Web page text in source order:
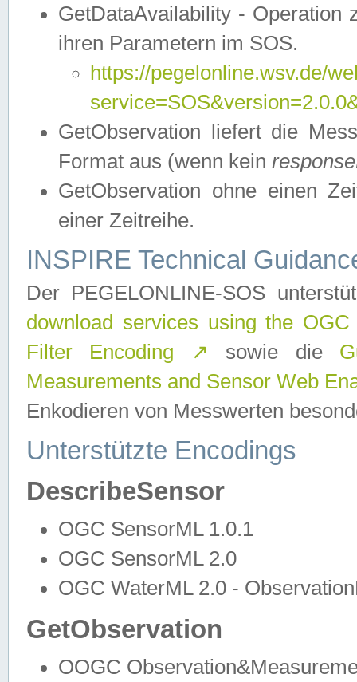
GetDataAvailability - Operation
ihren Parametern im SOS.
https://pegelonline.wsv.de/
GetObservation liefert die
Format aus (wenn kein
GetObservation ohne einen
einer Zeitreihe.
INSPIRE Technical
Der PEGELONLINE-SOS
download services using the
Filter Encoding
↗ sowie die
Measurements and Sensor Web
Enkodieren von Messwerten
Unterstützte Encodings
DescribeSensor
OGC SensorML 1.0.1
OGC SensorML 2.0
OGC WaterML 2.0 -
GetObservation
OOGC